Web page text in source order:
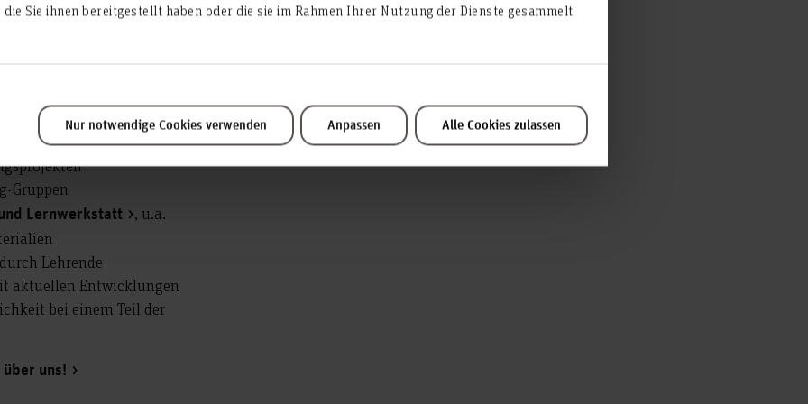
Sie ihnen bereitgestellt haben oder die sie im Rahmen Ihrer Nutzung der Dienste gesammelt
Nur notwendige Cookies verwenden Anpassen Alle Cookies zulassen
und -reflexion
Gruppen
Lernwerkstatt
, u.a.
Lehrende
aktuellen Entwicklungen
bei einem Teil der
uns!